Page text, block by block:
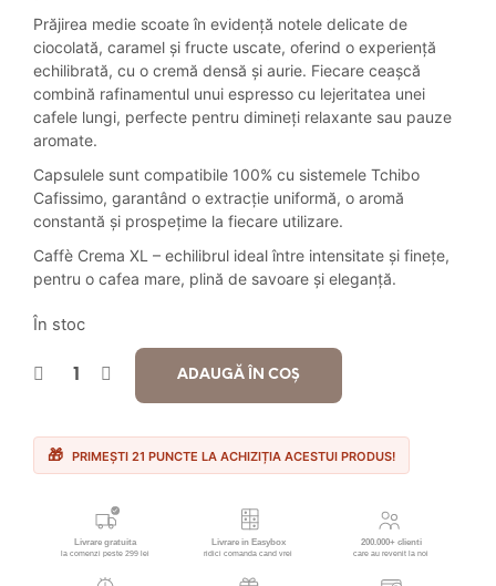
Prăjirea medie scoate în evidență notele delicate de
ciocolată, caramel și fructe uscate, oferind o experiență
echilibrată, cu o cremă densă și aurie. Fiecare ceașcă
combină rafinamentul unui espresso cu lejeritatea unei
cafele lungi, perfecte pentru dimineți relaxante sau pauze
aromate.
Capsulele sunt compatibile 100% cu sistemele Tchibo
Cafissimo, garantând o extracție uniformă, o aromă
constantă și prospețime la fiecare utilizare.
Caffè Crema XL – echilibrul ideal între intensitate și finețe,
pentru o cafea mare, plină de savoare și eleganță.
În stoc
ADAUGĂ ÎN COȘ
PRIMEȘTI 21 PUNCTE LA ACHIZIȚIA ACESTUI PRODUS!